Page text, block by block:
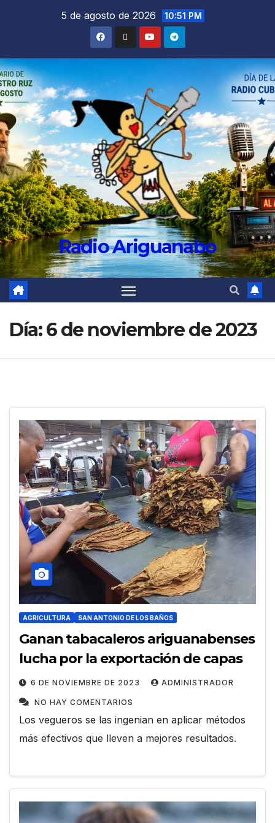
5 de agosto de 2026 10:51 PM
Radio Ariguanabo
Día:6 de noviembre de 2023
AGRICULTURA SAN ANTONIO DE LOS BAÑOS
Ganan tabacaleros ariguanabenses
lucha por la exportación de capas
6 DE NOVIEMBRE DE 2023 ADMINISTRADOR
NO HAY COMENTARIOS
Los vegueros se las ingenian en aplicar métodos
más efectivos que lleven a mejores resultados.